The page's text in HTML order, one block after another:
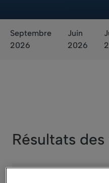
Septembre
2026
Juin
2026
Résultats